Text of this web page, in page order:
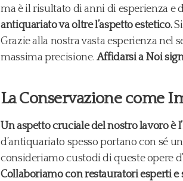
ma è il risultato di anni di esperienza e
antiquariato va oltre l’aspetto estetico.Si
Grazie alla nostra vasta esperienza nel
massima precisione. Affidarsi a Noi
La Conservazione come
Un aspetto cruciale del nostro lavoro è
d’antiquariato spesso portano con sé
consideriamo custodi di queste opere
Collaboriamo con restauratori esperti